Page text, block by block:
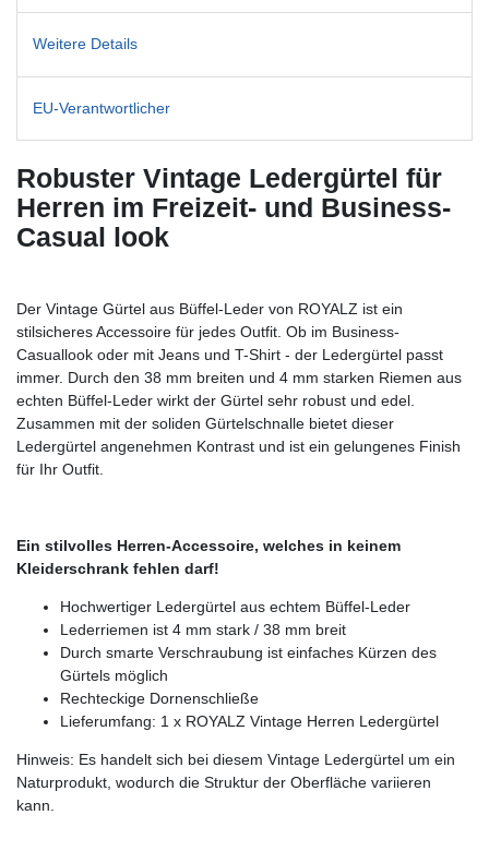
Weitere Details
EU-Verantwortlicher
Robuster Vintage Ledergürtel für
Herren im Freizeit- und Business-
Casual look
Der Vintage Gürtel aus Büffel-Leder von ROYALZ ist ein
stilsicheres Accessoire für jedes Outfit. Ob im Business-
Casuallook oder mit Jeans und T-Shirt - der Ledergürtel passt
immer. Durch den 38 mm breiten und 4 mm starken Riemen aus
echten Büffel-Leder wirkt der Gürtel sehr robust und edel.
Zusammen mit der soliden Gürtelschnalle bietet dieser
Ledergürtel angenehmen Kontrast und ist ein gelungenes Finish
für Ihr Outfit.
Ein stilvolles Herren-Accessoire, welches in keinem
Kleiderschrank fehlen darf!
Hochwertiger Ledergürtel aus echtem Büffel-Leder
Lederriemen ist 4 mm stark / 38 mm breit
Durch smarte Verschraubung ist einfaches Kürzen des
Gürtels möglich
Rechteckige Dornenschließe
Lieferumfang: 1 x ROYALZ Vintage Herren Ledergürtel
Hinweis: Es handelt sich bei diesem Vintage Ledergürtel um ein
Naturprodukt, wodurch die Struktur der Oberfläche variieren
kann.